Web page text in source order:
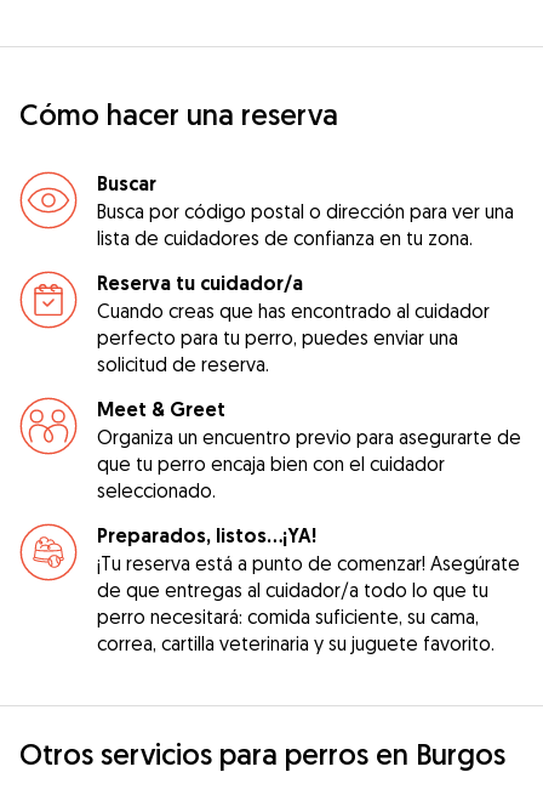
Cómo hacer una reserva
Buscar
Busca por código postal o dirección para ver una
lista de cuidadores de confianza en tu zona.
Reserva tu cuidador/a
Cuando creas que has encontrado al cuidador
perfecto para tu perro, puedes enviar una
solicitud de reserva.
Meet & Greet
Organiza un encuentro previo para asegurarte de
que tu perro encaja bien con el cuidador
seleccionado.
Preparados, listos...¡YA!
¡Tu reserva está a punto de comenzar! Asegúrate
de que entregas al cuidador/a todo lo que tu
perro necesitará: comida suficiente, su cama,
correa, cartilla veterinaria y su juguete favorito.
Otros servicios para perros en Burgos